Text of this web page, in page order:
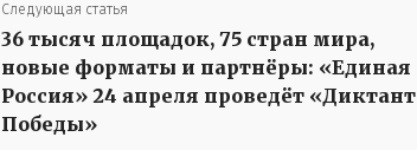
Следующая статья
36 тысяч площадок, 75 стран мира,
новые форматы и партнёры: «Единая
Россия» 24 апреля проведёт «Диктант
Победы»